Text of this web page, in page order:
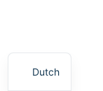
Dutch